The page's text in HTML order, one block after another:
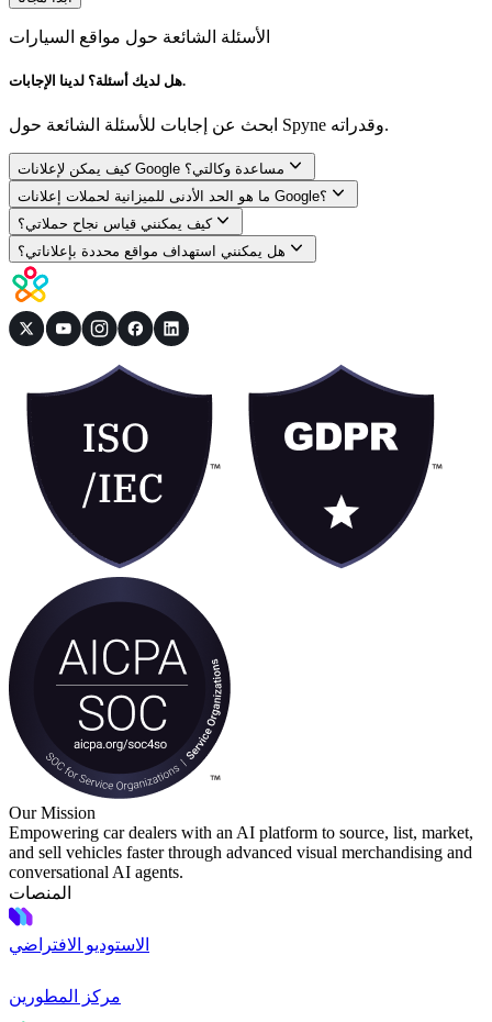
الأسئلة الشائعة حول مواقع السيارات
هل لديك أسئلة؟ لدينا الإجابات.
ابحث عن إجابات للأسئلة الشائعة حول Spyne وقدراته.
كيف يمكن لإعلانات Google مساعدة وكالتي؟
ما هو الحد الأدنى للميزانية لحملات إعلانات Google؟
كيف يمكنني قياس نجاح حملاتي؟
هل يمكنني استهداف مواقع محددة بإعلاناتي؟
Our Mission
Empowering car dealers with an AI platform to source, list, market,
and sell vehicles faster through advanced visual merchandising and
conversational AI agents.
المنصات
الاستوديو الافتراضي
مركز المطورين